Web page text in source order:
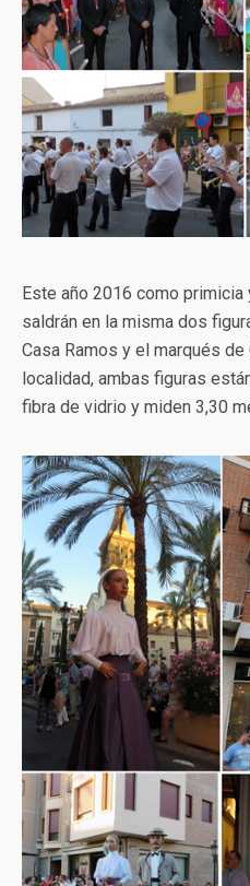
Este año 2016 como
saldrán en la misma dos
Casa Ramos y el marqués
localidad, ambas figuras
fibra de vidrio y miden 3,30